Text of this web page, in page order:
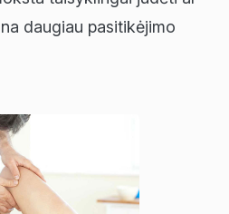
daugiau pasitikėjimo